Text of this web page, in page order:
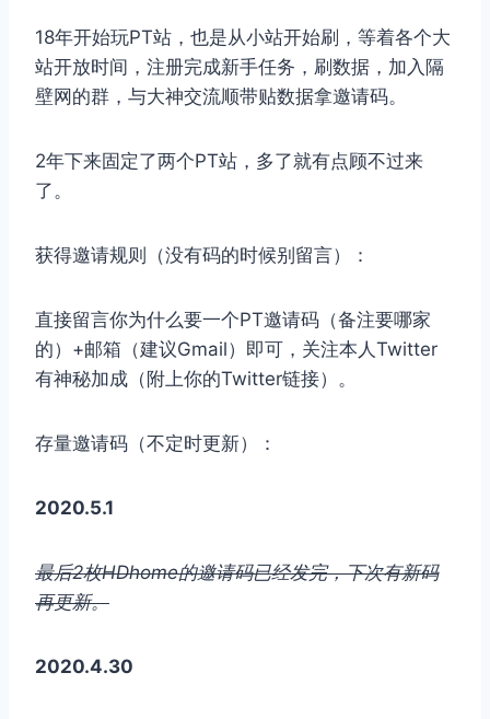
18年开始玩PT站，也是从小站开始刷，等着各个大
站开放时间，注册完成新手任务，刷数据，加入隔
壁网的群，与大神交流顺带贴数据拿邀请码。
2年下来固定了两个PT站，多了就有点顾不过来
了。
获得邀请规则（没有码的时候别留言）：
直接留言你为什么要一个PT邀请码（备注要哪家
的）+邮箱（建议Gmail）即可，关注本人Twitter
有神秘加成（附上你的Twitter链接）。
存量邀请码（不定时更新）：
2020.5.1
最后2枚HDhome的邀请码已经发完，下次有新码
再更新。
2020.4.30